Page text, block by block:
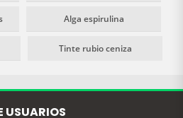
tratamientos estéticos
Alga espirulina
Tinte rubio ceniza
USUARIOS